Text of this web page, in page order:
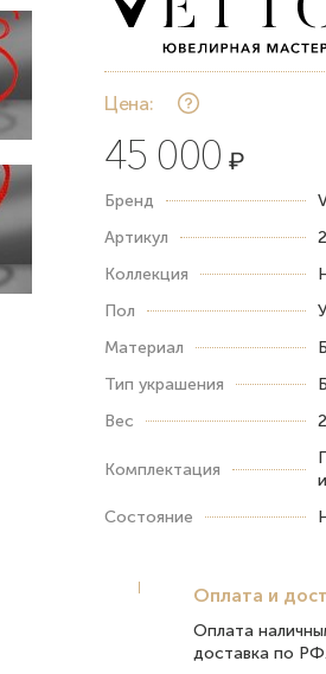
Цена:
45 000 ₽
Бренд
Артикул
Коллекция
Пол
Материал
Тип украшения
Вес
Комплектация
Состояние
Оплата и
Оплата
доставка по РФ.